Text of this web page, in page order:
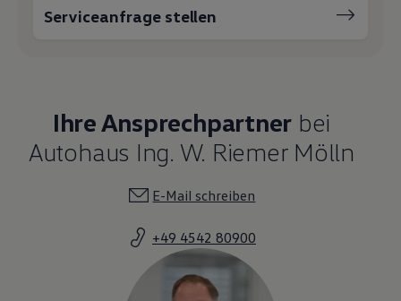
Serviceanfrage stellen
Ihre Ansprechpartner bei
Autohaus Ing. W. Riemer Mölln
E-Mail schreiben
+49 4542 80900